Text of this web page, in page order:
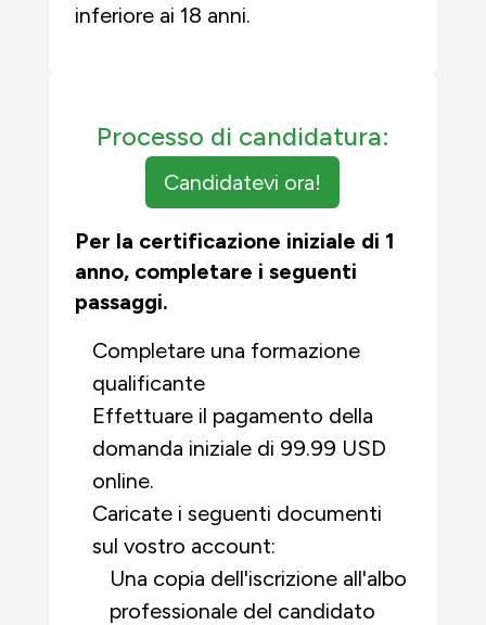
inferiore ai 18 anni.
Processo di candidatura:
Candidatevi ora!
Per la certificazione iniziale di 1
anno, completare i seguenti
passaggi.
Completare una formazione
qualificante
Effettuare il pagamento della
domanda iniziale di 99.99 USD
online.
Caricate i seguenti documenti
sul vostro account:
Una copia dell'iscrizione all'albo
professionale del candidato